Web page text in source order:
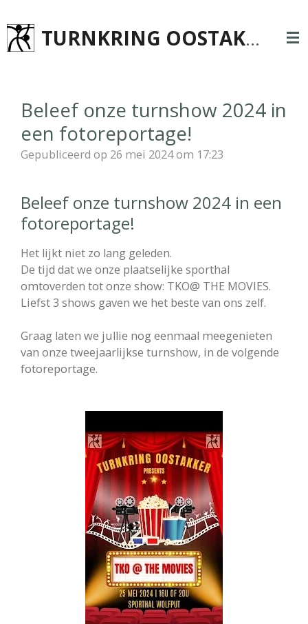
direct
naar
TURNKRING OOSTAKKER
Beleef onze turnshow 2024 in
een fotoreportage!
Gepubliceerd op 26 mei 2024 om 17:23
Beleef onze turnshow 2024 in een
fotoreportage!
Het lijkt niet zo lang geleden.
De tijd dat we onze plaatselijke sporthal
omtoverden tot onze show: TKO@ THE MOVIES.
Liefst 3 shows gaven we het beste van ons zelf.
Graag laten we jullie nog eenmaal meegenieten
van onze tweejaarlijkse turnshow, in de volgende
fotoreportage.